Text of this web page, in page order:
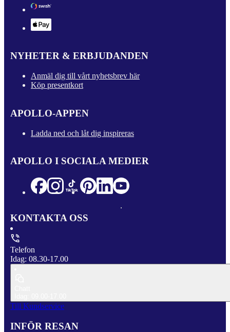
NYHETER & ERBJUDANDEN
Anmäl dig till vårt nyhetsbrev här
Köp presentkort
APOLLO-APPEN
Ladda ned och låt dig inspireras
APOLLO I SOCIALA MEDIER
KONTAKTA OSS
Telefon
Idag: 08.30-17.00
Till Kundservice
INFÖR RESAN